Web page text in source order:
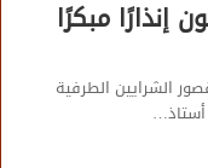
إنذارًا مبكرًا
الشرايين الطرفية